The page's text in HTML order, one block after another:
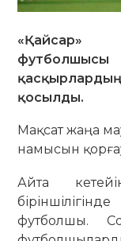
«Қайсар»
қосылды.
Мақсат жаңа
намысын
Айта
футболшы.